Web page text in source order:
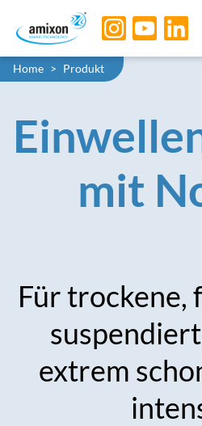
Skip to main navigation
Skip to main content
Skip to page footer
Sie sind hier:
Home Produkt
mit
Für trockene,
extrem